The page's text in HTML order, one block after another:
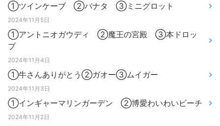
①ツインケーブ ②パナタ ③ミニグロット
2024年11月5日
①アントニオガウディ ②魔王の宮殿 ③本ドロッ
プ
2024年11月4日
①牛さんありがとう②ガオー③ムイガー
2024年11月3日
①インギャーマリンガーデン ②博愛わいわいビーチ
2024年11月2日